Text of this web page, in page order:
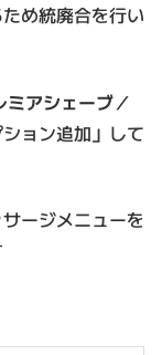
め統廃合を行い
ミアシェーブ／
ョン追加」して
ージメニューを